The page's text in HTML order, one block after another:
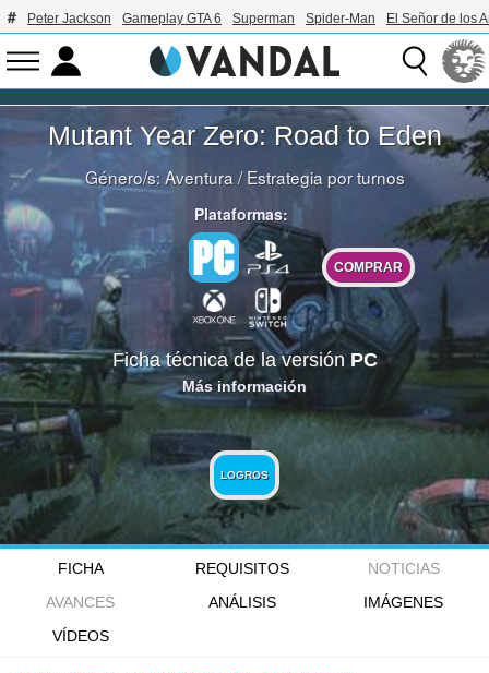
Peter Jackson Gameplay GTA 6 Superman Spider-Man El Señor de los
Mutant Year Zero: Road to Eden
Género/s:Aventura /Estrategia por turnos
Plataformas:
COMPRAR
Ficha técnica de la versión PC
Más información
LOGROS
FICHA REQUISITOS
NOTICIAS
AVANCES
ANÁLISIS
IMÁGENES
VÍDEOS